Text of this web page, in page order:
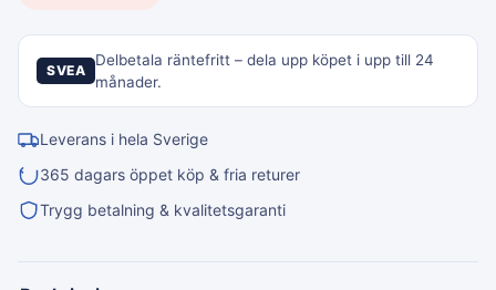
SVEA
Delbetala räntefritt – dela upp köpet i upp till 24
månader.
Leverans i hela Sverige
365 dagars öppet köp & fria returer
Trygg betalning & kvalitetsgaranti